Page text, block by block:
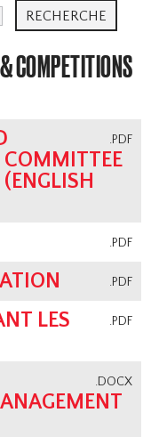
COMPETITIONS
.PDF
COMMITTEE
(ENGLISH
.PDF
.PDF
.PDF
LES
.DOCX